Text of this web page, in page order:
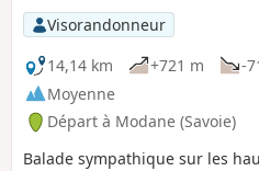
Visorandonneur
14,14 km
+721 m -
Moyenne
Départ à Modane (Savoie)
Balade sympathique sur les